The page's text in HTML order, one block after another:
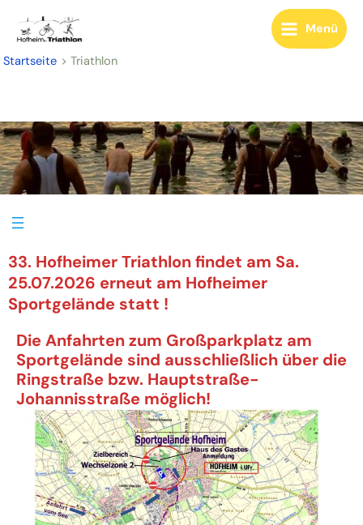
Inhalt
springen
Main
Menü
Startseite Triathlon
33. Hofheimer Triathlon findet am Sa.
25.07.2026 erneut am Hofheimer
Sportgelände statt !
Die Anfahrten zum Großparkplatz am
Sportgelände sind ausschließlich über die
Ringstraße bzw. Hauptstraße-
Johannisstraße möglich!